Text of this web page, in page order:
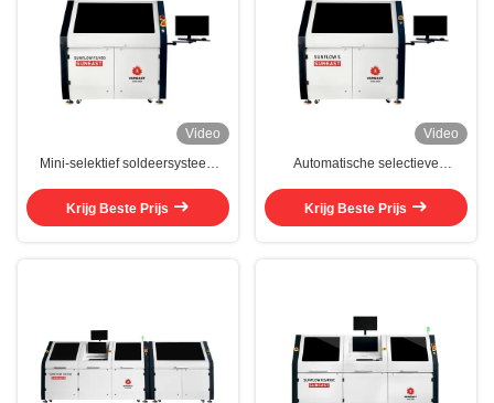
Video
Mini-selektief soldeersysteem
soldeersysteem
Krijg Beste Prijs
Video
Automatische selectieve
soldeermachine
Krijg Beste Prijs